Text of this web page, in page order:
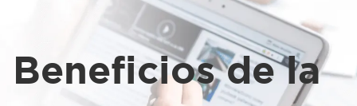
Beneficios de la